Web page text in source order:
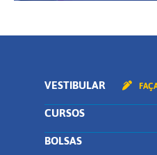
VESTIBULAR
CURSOS
BOLSAS